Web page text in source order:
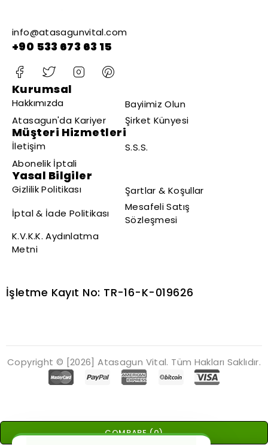
info@atasagunvital.com
+90 533 673 63 15
Kurumsal
Hakkımızda
Bayiimiz Olun
Atasagun'da Kariyer
Şirket Künyesi
Müşteri Hizmetleri
İletişim
S.S.S.
Abonelik İptali
Yasal Bilgiler
Gizlilik Politikası
Şartlar & Koşullar
İptal & İade Politikası
Mesafeli Satış
Sözleşmesi
K.V.K.K. Aydınlatma
Metni
İşletme Kayıt No: TR-16-K-019626
Copyright © [2026] Atasagun Vital. Tüm Hakları Saklıdır.
COMPARE(0)